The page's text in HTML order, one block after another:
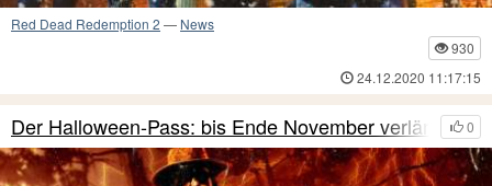
Red Dead Redemption 2 — News
930
24.12.2020 11:17:15
0
Der Halloween-Pass: bis Ende November verlängert